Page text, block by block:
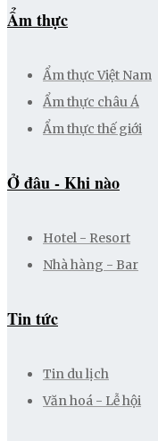
Ẩm thực
Ẩm thực Việt Nam
Ẩm thực châu Á
Ẩm thực thế giới
Ở đâu - Khi nào
Hotel - Resort
Nhà hàng - Bar
Tin tức
Tin du lịch
Văn hoá - Lễ hội